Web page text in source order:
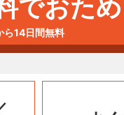
でおた
ら14日間無料